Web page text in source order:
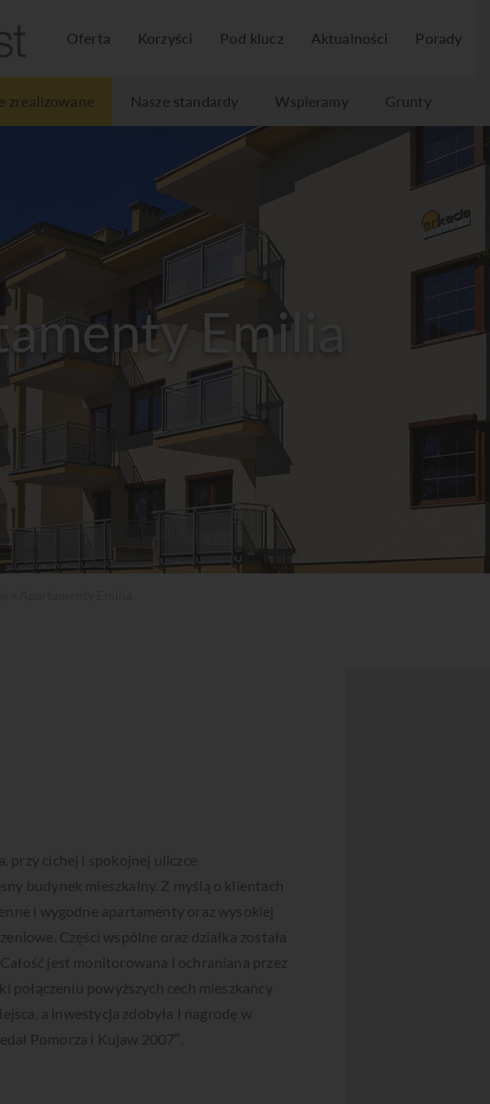
Oferta Korzyści Pod klucz Aktualności Porady
zrealizowane Nasze standardy Wspieramy Grunty
Emilia
przy cichej i spokojnej uliczce
budynek mieszkalny. Z myślą o klientach
i wygodne apartamenty oraz wysokiej
Części wspólne oraz działka została
jest monitorowana i ochraniana przez
połączeniu powyższych cech mieszkańcy
a inwestycja zdobyła I nagrodę w
Pomorza i Kujaw 2007″.